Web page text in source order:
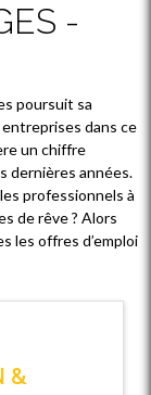
-
poursuit sa
entreprises dans ce
un chiffre
dernières années.
professionnels à
de rêve ? Alors
les offres d’emploi
&